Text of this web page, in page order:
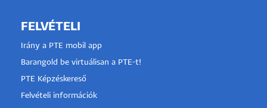
FELVÉTELI
Irány a PTE mobil app
Barangold be virtuálisan a PTE-t!
PTE Képzéskereső
Felvételi információk